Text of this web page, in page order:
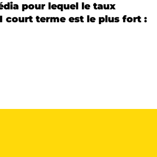
pour lequel le taux
court terme est le plus fort :